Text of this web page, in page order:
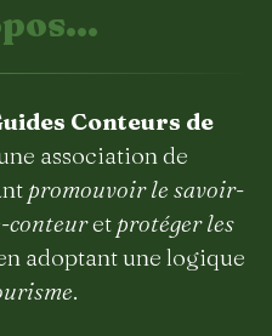
Conteurs de
association de
promouvoir le savoir-
conteuret protéger les
adoptant une logique
.